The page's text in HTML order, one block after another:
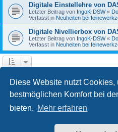
Diese Website nutzt Cookies,
bestmöglichen Komfort bei
bieten. Mehr erfahren
Digitale Einstellehre von
Letzter Beitrag von IngoK-DSW«
Verfasst in Neuheiten bei
Digitale Nivellierbox von
Letzter Beitrag von IngoK-DSW«
Verfasst in Neuheiten bei